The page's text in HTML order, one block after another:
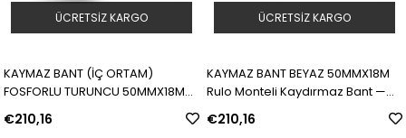
KAYMAZ BANT (İÇ ORTAM)
FOSFORLU TURUNCU 50MMX18M
Rulo Monteli Kaydırmaz Bant —
Turuncu | Model: 78184 | SKU:
€210,16
ÜCRETSIZ KARGO
KAYMAZ BANT BEYAZ 50MMX18M
Rulo Monteli Kaydırmaz Bant —
Beyaz | Model: 78187 | SKU:
Y4924388
€210,16
ÜCRETSIZ KARGO